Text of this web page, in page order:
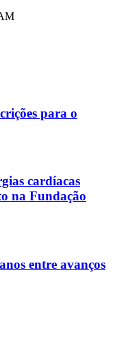
para o
cardíacas
na Fundação
entre avanços